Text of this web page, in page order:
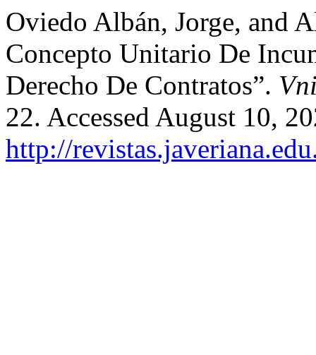
Oviedo Albán, Jorge, and
Concepto Unitario De
Derecho De Contratos”.
22. Accessed August 10,
http://